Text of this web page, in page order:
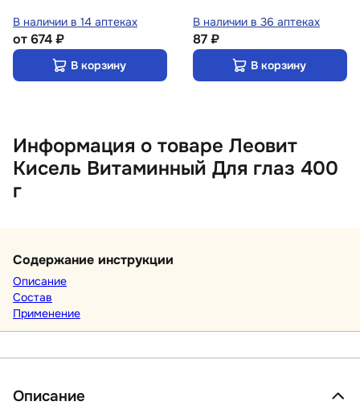
В наличии в 14 аптеках
от674 ₽
В корзину
В наличии в 36 аптеках
87 ₽
В корзину
Информация о товаре Леовит
Кисель Витаминный Для глаз 400
г
Содержание инструкции
Описание
Состав
Применение
Описание